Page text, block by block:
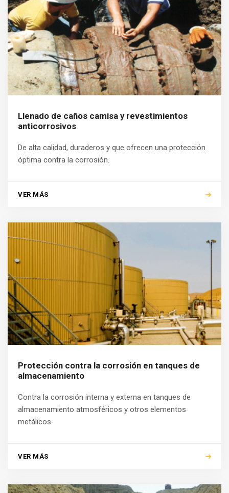
Llenado de caños camisa y revestimientos
anticorrosivos
De alta calidad, duraderos y que ofrecen una protección
óptima contra la corrosión.
VER MÁS
Protección contra la corrosión en tanques de
almacenamiento
Contra la corrosión interna y externa en tanques de
almacenamiento atmosféricos y otros elementos
metálicos.
VER MÁS